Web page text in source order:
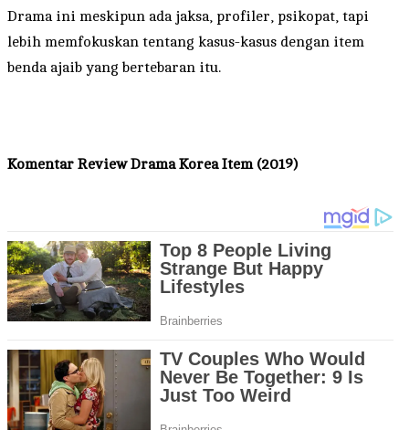
Drama ini meskipun ada jaksa, profiler, psikopat, tapi
lebih memfokuskan tentang kasus-kasus dengan item
benda ajaib yang bertebaran itu.
Komentar Review Drama Korea Item (2019)